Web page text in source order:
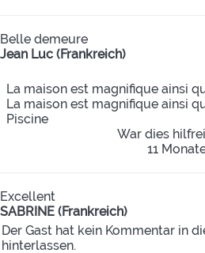
Belle demeure
Jean Luc (Frankreich)
La maison est magnifique ainsi
La maison est magnifique ainsi
Piscine
War dies
11
Excellent
SABRINE (Frankreich)
Der Gast hat kein Kommentar in
hinterlassen.